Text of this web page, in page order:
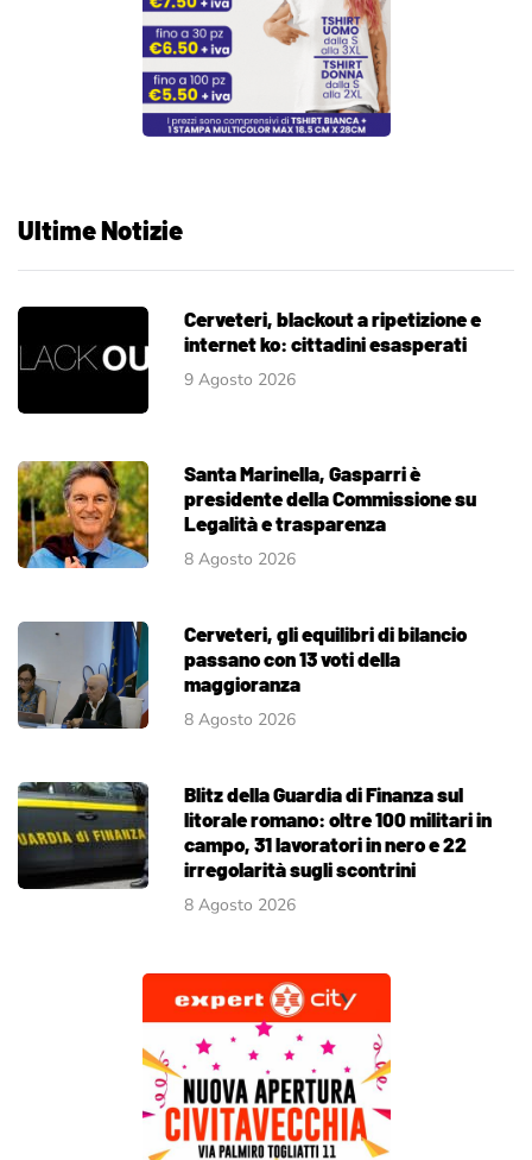
Ultime Notizie
Cerveteri, blackout a ripetizione e
internet ko: cittadini esasperati
9 Agosto 2026
Santa Marinella, Gasparri è
presidente della Commissione su
Legalità e trasparenza
8 Agosto 2026
Cerveteri, gli equilibri di bilancio
passano con 13 voti della
maggioranza
8 Agosto 2026
Blitz della Guardia di Finanza sul
litorale romano: oltre 100 militari in
campo, 31 lavoratori in nero e 22
irregolarità sugli scontrini
8 Agosto 2026